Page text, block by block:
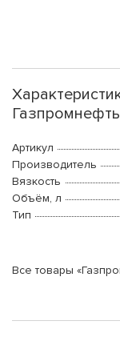
Артикул
Производитель
Вязкость
Объём, л
Тип
Все товары